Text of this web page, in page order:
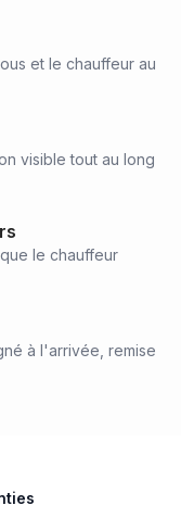
et le chauffeur au
visible tout au long
le chauffeur
à l'arrivée, remise